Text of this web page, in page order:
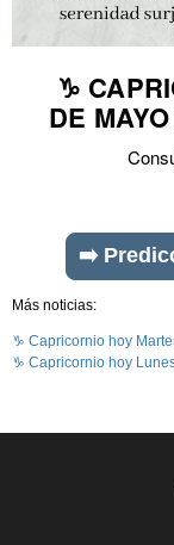
♑
DE
➡️
Más noticias:
♑ Capricornio hoy
♑ Capricornio hoy